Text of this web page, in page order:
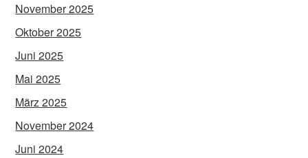
November 2025
Oktober 2025
Juni 2025
Mai 2025
März 2025
November 2024
Juni 2024